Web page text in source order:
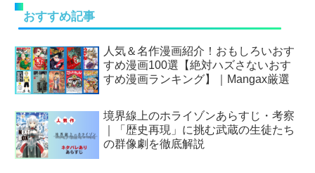
おすすめ記事
人気＆名作漫画紹介！おもしろいおす
すめ漫画100選【絶対ハズさないおす
すめ漫画ランキング】｜Mangax厳選
境界線上のホライゾンあらすじ・考察
｜「歴史再現」に挑む武蔵の生徒たち
の群像劇を徹底解説